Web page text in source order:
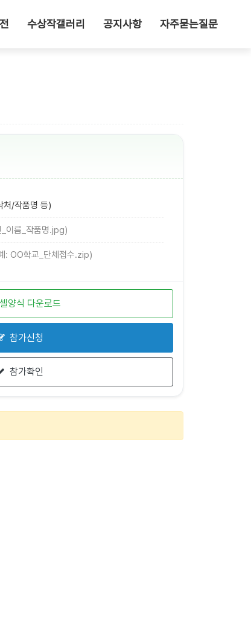
수상작갤러리 공지사항 자주묻는질문
처/작품명 등)
이름_작품명.jpg)
: OO학교_단체접수.zip)
양식 다운로드
참가신청
참가확인